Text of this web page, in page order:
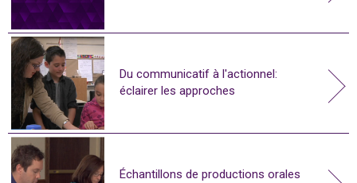
Du communicatif à l'actionnel:
éclairer les approches
Échantillons de productions orales